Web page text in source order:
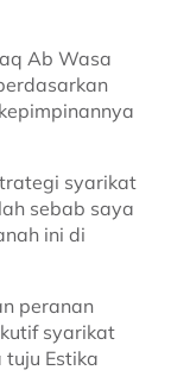
Ab Wasa
syarikat
sebab saya
ini di
peranan
syarikat
Estika